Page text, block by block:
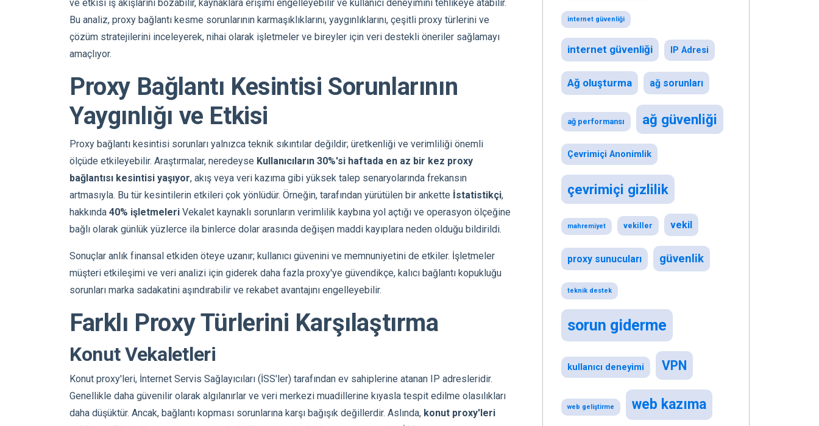
ve etkisi iş akışlarını bozabilir, kaynaklara erişimi engelleyebilir ve kullanıcı deneyimini tehlikeye atabilir.
Bu analiz, proxy bağlantı kesme sorunlarının karmaşıklıklarını, yaygınlıklarını, çeşitli proxy türlerini ve
çözüm stratejilerini inceleyerek, nihai olarak işletmeler ve bireyler için veri destekli öneriler sağlamayı
amaçlıyor.
Proxy Bağlantı Kesintisi Sorunlarının
Yaygınlığı ve Etkisi
Proxy bağlantı kesintisi sorunları yalnızca teknik sıkıntılar değildir; üretkenliği ve verimliliği önemli
ölçüde etkileyebilir. Araştırmalar, neredeyse Kullanıcıların 30%'si haftada en az bir kez proxy
bağlantısı kesintisi yaşıyor, akış veya veri kazıma gibi yüksek talep senaryolarında frekansın
artmasıyla. Bu tür kesintilerin etkileri çok yönlüdür. Örneğin, tarafından yürütülen bir ankette İstatistikçi,
hakkında 40% işletmeleri Vekalet kaynaklı sorunların verimlilik kaybına yol açtığı ve operasyon ölçeğine
bağlı olarak günlük yüzlerce ila binlerce dolar arasında değişen maddi kayıplara neden olduğu bildirildi.
Sonuçlar anlık finansal etkiden öteye uzanır; kullanıcı güvenini ve memnuniyetini de etkiler. İşletmeler
müşteri etkileşimi ve veri analizi için giderek daha fazla proxy'ye güvendikçe, kalıcı bağlantı kopukluğu
sorunları marka sadakatini aşındırabilir ve rekabet avantajını engelleyebilir.
Farklı Proxy Türlerini Karşılaştırma
Konut Vekaletleri
Konut proxy'leri, İnternet Servis Sağlayıcıları (İSS'ler) tarafından ev sahiplerine atanan IP adresleridir.
Genellikle daha güvenilir olarak algılanırlar ve veri merkezi muadillerine kıyasla tespit edilme olasılıkları
daha düşüktür. Ancak, bağlantı kopması sorunlarına karşı bağışık değillerdir. Aslında, konut proxy'leri
internet güvenliği
internet güvenliği IP Adresi
Ağ oluşturma ağ sorunları
ağ performansı ağ güvenliği
Çevrimiçi Anonimlik
çevrimiçi gizlilik
mahremiyet vekiller vekil
proxy sunucuları güvenlik
teknik destek
sorun giderme
kullanıcı deneyimi VPN
web geliştirme web kazıma